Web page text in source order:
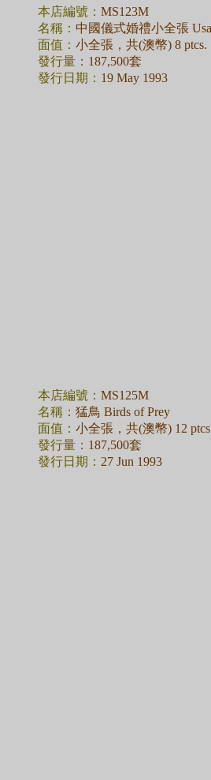
本店編號： MS123M
名稱： 中國儀式婚禮小全張
面值： 小全張，共(澳幣) 8 ptcs.
發行量： 187,500套
發行日期： 19 May 1993
本店編號： MS125M
名稱： 猛鳥 Birds of Prey
面值： 小全張，共(澳幣) 12
發行量： 187,500套
發行日期： 27 Jun 1993